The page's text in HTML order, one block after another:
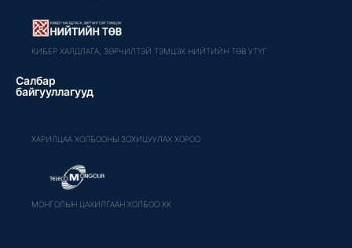
КИБЕР ХАЛДЛАГА, ЗӨРЧИЛТЭЙ ТЭМЦЭХ НИЙТИЙН ТӨВ УТҮГ
Салбар
байгууллагууд
ХАРИЛЦАА ХОЛБООНЫ ЗОХИЦУУЛАХ ХОРОО
МОНГОЛЫН ЦАХИЛГААН ХОЛБОО ХК